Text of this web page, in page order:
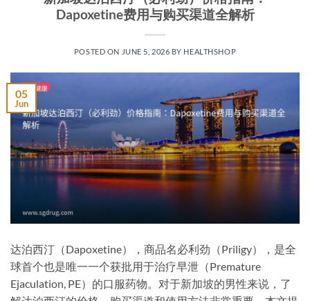
Dapoxetine费用与购买渠道全解析
POSTED ON JUNE 5, 2026 BY HEALTHSHOP
05
Jun
达泊西汀（Dapoxetine），商品名必利劲（Priligy），是全
球首个也是唯一一个获批用于治疗早泄（Premature
Ejaculation, PE）的口服药物。对于新加坡的男性来说，了